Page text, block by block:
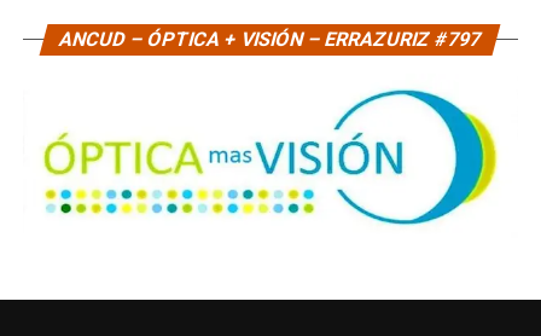
ANCUD – ÓPTICA + VISIÓN – ERRAZURIZ #797